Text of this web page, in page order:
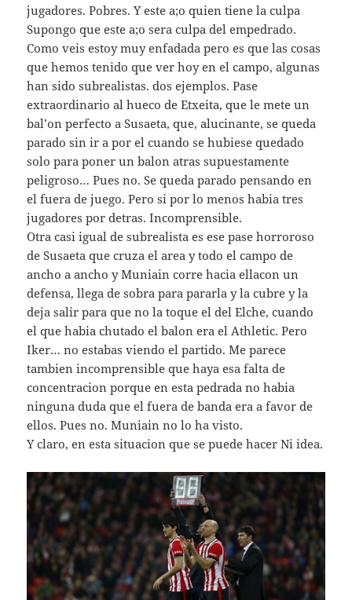
jugadores. Pobres. Y este a;o quien tiene la culpa
Supongo que este a;o sera culpa del empedrado.
Como veis estoy muy enfadada pero es que las cosas
que hemos tenido que ver hoy en el campo, algunas
han sido subrealistas. dos ejemplos. Pase
extraordinario al hueco de Etxeita, que le mete un
bal’on perfecto a Susaeta, que, alucinante, se queda
parado sin ir a por el cuando se hubiese quedado
solo para poner un balon atras supuestamente
peligroso… Pues no. Se queda parado pensando en
el fuera de juego. Pero si por lo menos habia tres
jugadores por detras. Incomprensible.
Otra casi igual de subrealista es ese pase horroroso
de Susaeta que cruza el area y todo el campo de
ancho a ancho y Muniain corre hacia ellacon un
defensa, llega de sobra para pararla y la cubre y la
deja salir para que no la toque el del Elche, cuando
el que habia chutado el balon era el Athletic. Pero
Iker… no estabas viendo el partido. Me parece
tambien incomprensible que haya esa falta de
concentracion porque en esta pedrada no habia
ninguna duda que el fuera de banda era a favor de
ellos. Pues no. Muniain no lo ha visto.
Y claro, en esta situacion que se puede hacer Ni idea.